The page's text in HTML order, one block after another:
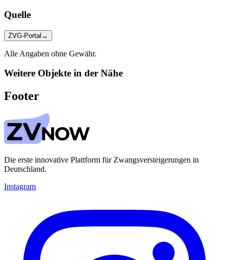
Quelle
ZVG-Portal →
Alle Angaben ohne Gewähr.
Weitere Objekte in der Nähe
Footer
Die erste innovative Plattform für Zwangsversteigerungen in
Deutschland.
Instagram